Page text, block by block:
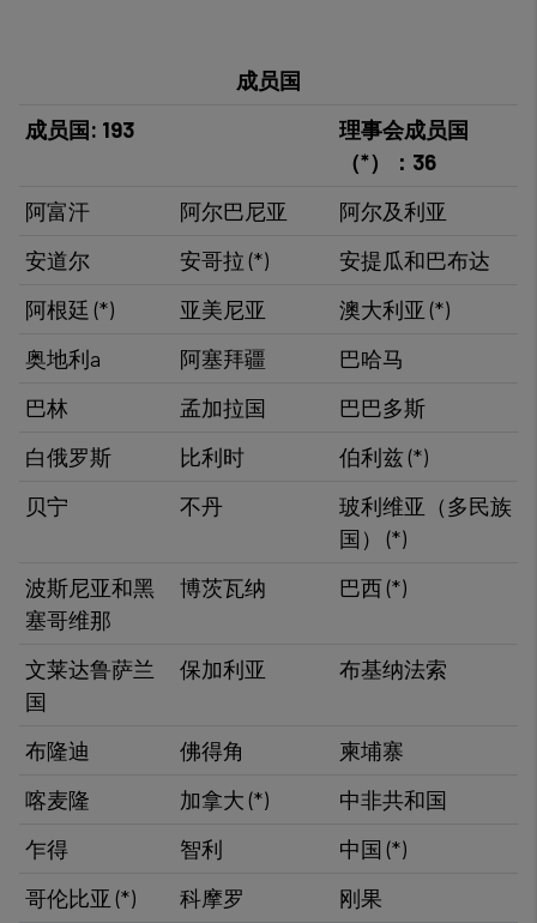
成员国
​成员国: 193
理事会成员国
（*）：36
阿富汗
阿尔巴尼亚
阿尔及利亚
​安道尔
安哥拉 (*)
安提瓜和巴布达
阿根廷 (*)​
亚美尼亚
澳大利亚 (*)​
奥地利a
阿塞拜疆​
​巴哈马
巴林
孟加拉国
巴巴多斯
白俄罗斯
比利时
伯利兹​ (*)
贝宁
不丹
玻利维亚（多民族
国） (*)​
波斯尼亚和黑
塞哥维那
​博茨瓦纳 巴西 (*)​
文莱达鲁萨兰
国
保加利亚 布基纳法索
​布隆迪 佛得角
柬埔寨
喀麦隆
加拿大 (*)​
中非共和国
乍得
​智利
中国 (*)​
​哥伦比亚 (*)
科摩罗
​刚果